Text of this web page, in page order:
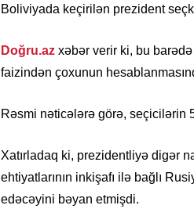
Boliviyada keçirilən prezident
Doğru.az xəbər verir ki, bu
faizindən çoxunun
Rəsmi nəticələrə görə, seçicilərin
Xatırladaq ki, prezidentliyə digər
ehtiyatlarının inkişafı ilə bağlı
edəcəyini bəyan etmişdi.